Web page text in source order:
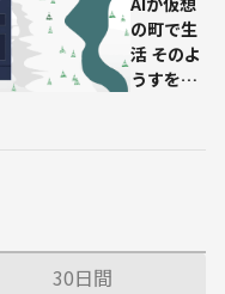
な」
と説
教
の町で生
活 そのよ
うすを自
がモデル
30日間